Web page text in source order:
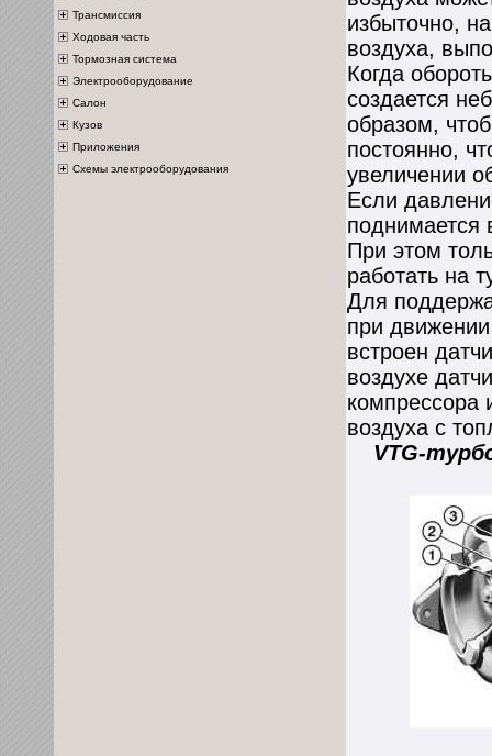
Трансмиссия
Ходовая часть
Тормозная система
Электрооборудование
Салон
Кузов
Приложения
Схемы электрооборудования
избыточно,
воздуха,
Когда
создается
образом,
постоянно,
увеличении
Если
поднимается
При этом
работать на
Для
при
встроен
воздухе
компрессора
воздуха с
VTG-